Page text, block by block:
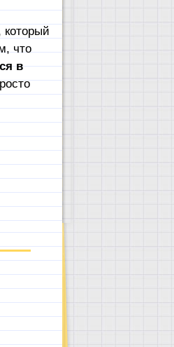
что
в